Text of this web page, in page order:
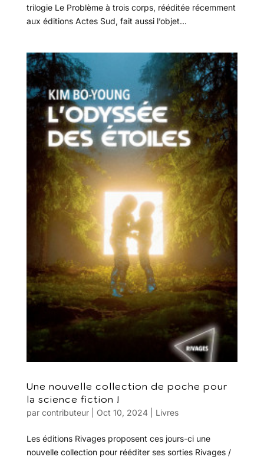
trilogie Le Problème à trois corps, rééditée récemment
aux éditions Actes Sud, fait aussi l’objet...
Une nouvelle collection de poche pour
la science fiction !
par contributeur| Oct 10, 2024| Livres
Les éditions Rivages proposent ces jours-ci une
nouvelle collection pour rééditer ses sorties Rivages /